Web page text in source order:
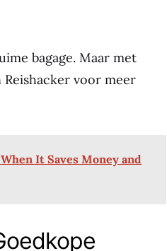
bagage. Maar met
Reishacker voor meer
It Saves Money and